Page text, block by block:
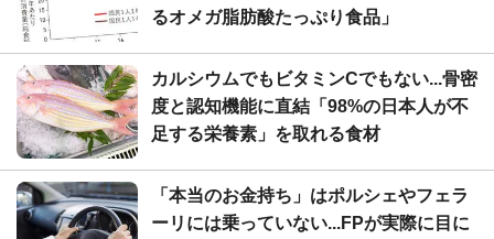
るオメガ脂肪酸たっぷり食品」
カルシウムでもビタミンCでもない...骨密
度と認知機能に直結「98%の日本人が不
足する栄養素」を取れる食材
「本当のお金持ち」はポルシェやフェラ
ーリには乗っていない...FPが実際に目に